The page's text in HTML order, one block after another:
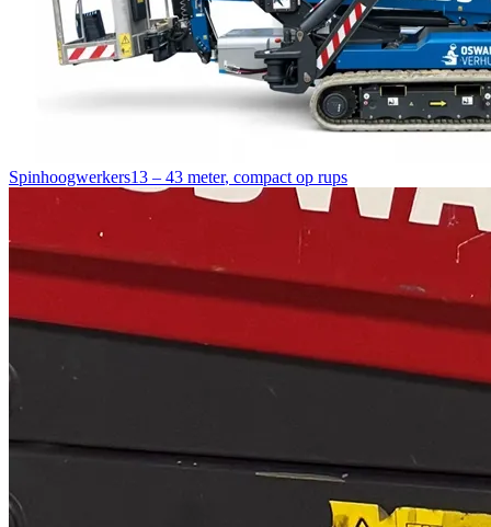
Spinhoogwerkers13 – 43 meter, compact op rups